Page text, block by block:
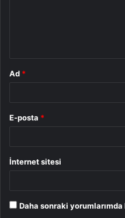
Ad *
E-posta *
İnternet sitesi
Daha sonraki